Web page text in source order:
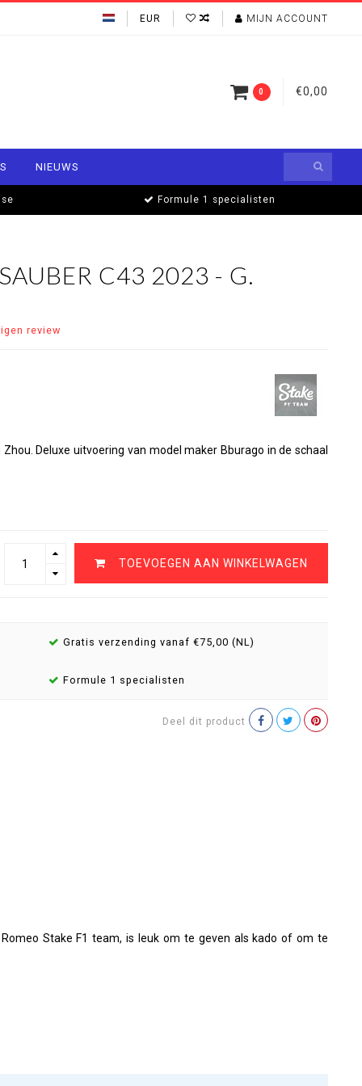
EUR MIJN ACCOUNT
0 €0,00
NIEUWS
Formule 1 specialisten
C43 2023 - G.
review
Deluxe uitvoering van model maker Bburago in de schaal
TOEVOEGEN AAN WINKELWAGEN
Gratis verzending vanaf €75,00 (NL)
Formule 1 specialisten
Deel dit product
Stake F1 team, is leuk om te geven als kado of om te